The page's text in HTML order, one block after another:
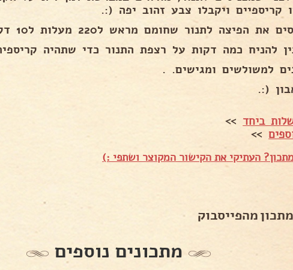
קריספיים ויקבלו צבע זהוב יפה (:.
את הפיצה לתנור שחומם מראש ל220 מעלות ל10 דקות בערך..
להניח כמה דקות על רצפת התנור כדי שתהיה
למשולשים ומגישים. .
(:.
ביחד >>
>>
העתיקי את הקישור המקוצר ושתפי :)
מהפייסבוק
מתכונים נוספים